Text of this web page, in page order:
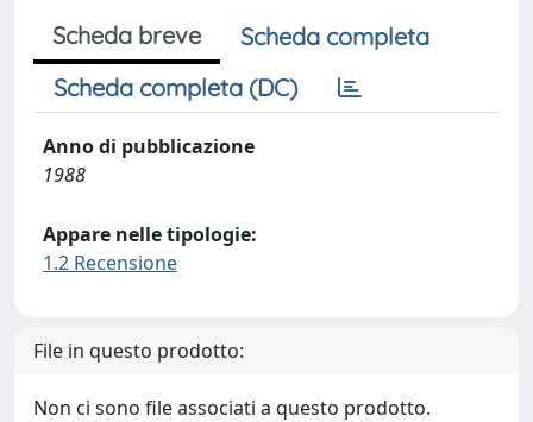
Scheda breve
Scheda completa
Scheda completa (DC)
Anno di pubblicazione
1988
Appare nelle tipologie:
1.2 Recensione
File in questo prodotto:
Non ci sono file associati a questo prodotto.